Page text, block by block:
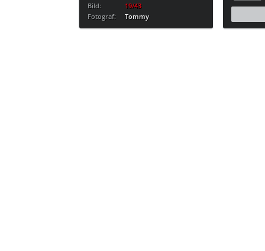
Bild:
19/43
Fotograf:
Tommy